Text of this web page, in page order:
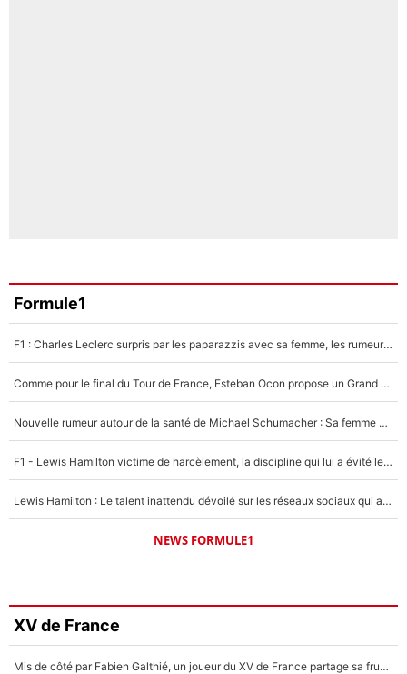
Formule1
F1 : Charles Leclerc surpris par les paparazzis avec sa femme, les rumeurs étaient vraies !
Comme pour le final du Tour de France, Esteban Ocon propose un Grand Prix de Formule 1 à Paris : «Autour de l’Arc de Triomphe, ce serait génial» !
Nouvelle rumeur autour de la santé de Michael Schumacher : Sa femme Corinna sort du silence
F1 - Lewis Hamilton victime de harcèlement, la discipline qui lui a évité le pire : «J'aurais probablement mal tourné»
Lewis Hamilton : Le talent inattendu dévoilé sur les réseaux sociaux qui a impressionné Kim Kardashian pendant leurs vacances en amoureux !
NEWS FORMULE1
XV de France
Mis de côté par Fabien Galthié, un joueur du XV de France partage sa frustration : «ils ne me l’ont pas dit tout de suite»